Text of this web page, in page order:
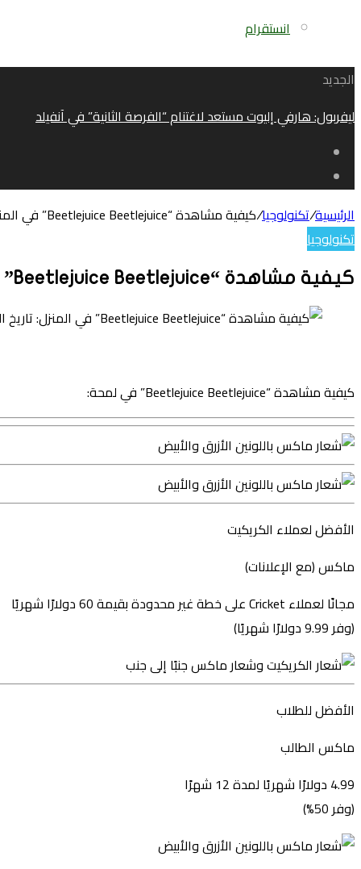
انستقرام
الجديد
ليفربول: هارفي إليوت مستعد لاغتنام “الفرصة الثانية” في آنفيلد
الرئيسية/تكنولوجيا/كيفية مشاهدة “Beetlejuice Beetlejuice” في المنزل: تاريخ الإصدار وصفقات البث والمزيد
تكنولوجيا
كيفية مشاهدة “Beetlejuice Beetlejuice” في المنزل: تاريخ الإصدار وصفقات البث والمزيد
فيسبوك
لينكدإن
بينتيريست
واتساب
كيفية مشاهدة “Beetlejuice Beetlejuice” في لمحة:
الأفضل لعملاء الكريكيت
ماكس (مع الإعلانات)
مجانًا لعملاء Cricket على خطة غير محدودة بقيمة 60 دولارًا شهريًا
(وفر 9.99 دولارًا شهريًا)
الأفضل للطلاب
ماكس الطالب
4.99 دولارًا شهريًا لمدة 12 شهرًا
(وفر 50%)